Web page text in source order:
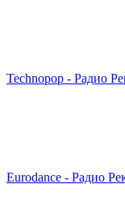
Technopop - Радио
Eurodance - Радио